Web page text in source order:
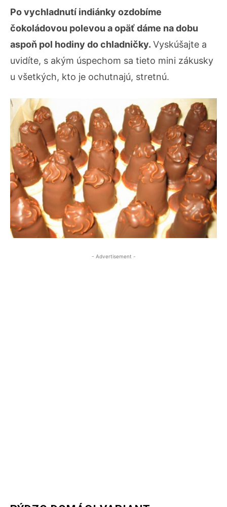
Po vychladnutí indiánky ozdobíme
čokoládovou polevou a opäť dáme na dobu
aspoň pol hodiny do chladničky. Vyskúšajte a
uvidíte, s akým úspechom sa tieto mini zákusky
u všetkých, kto je ochutnajú, stretnú.
- Advertisement -